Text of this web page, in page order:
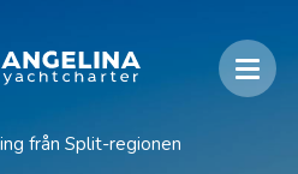
från Split-regionen